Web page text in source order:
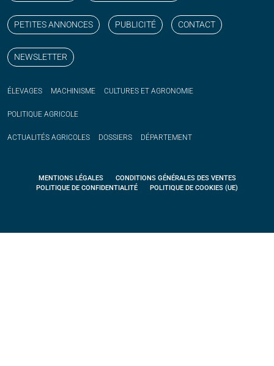
PETITES ANNONCES PUBLICITÉ CONTACT
NEWSLETTER
ÉLEVAGES MACHINISME CULTURES ET AGRONOMIE
POLITIQUE AGRICOLE
ACTUALITÉS AGRICOLES DOSSIERS DÉPARTEMENT
MENTIONS LÉGALES
CONDITIONS GÉNÉRALES DES VENTES
POLITIQUE DE CONFIDENTIALITÉ
POLITIQUE DE COOKIES (UE)